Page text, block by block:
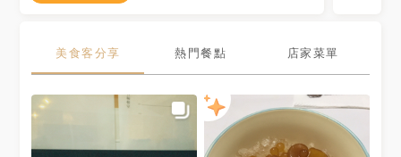
美食客分享 熱門餐點 店家菜單